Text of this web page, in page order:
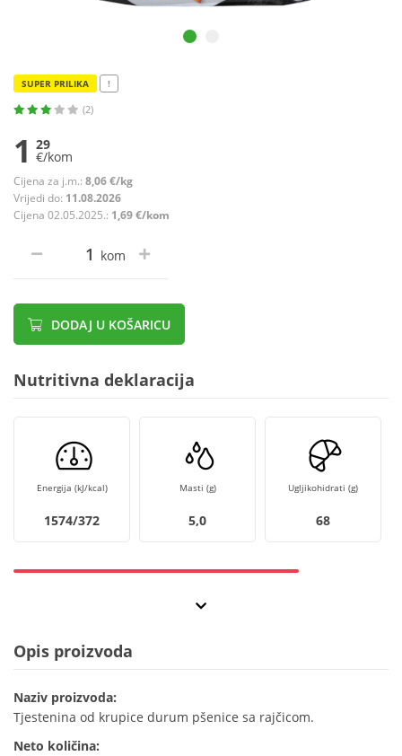
SUPER PRILIKA !
(2)
1 29
€/kom
Cijena za j.m.: 8,06 €/kg
Vrijedi do: 11.08.2026
Cijena 02.05.2025.: 1,69 €/kom
kom
DODAJ U KOŠARICU
Nutritivna deklaracija
Energija (kJ/kcal)
1574/372
Masti (g)
5,0
Ugljikohidrati (g)
68
Opis proizvoda
Naziv proizvoda:
Tjestenina od krupice durum pšenice sa rajčicom.
Neto količina: